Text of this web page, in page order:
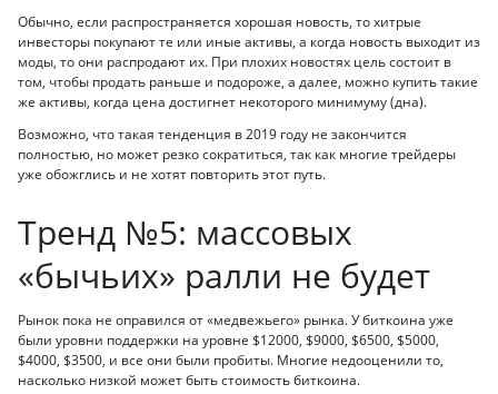
Обычно, если распространяется хорошая новость, то хитрые
инвесторы покупают те или иные активы, а когда новость выходит из
моды, то они распродают их. При плохих новостях цель состоит в
том, чтобы продать раньше и подороже, а далее, можно купить такие
же активы, когда цена достигнет некоторого минимуму (дна).
Возможно, что такая тенденция в 2019 году не закончится
полностью, но может резко сократиться, так как многие трейдеры
уже обожглись и не хотят повторить этот путь.
Тренд №5: массовых
«бычьих» ралли не будет
Рынок пока не оправился от «медвежьего» рынка. У биткоина уже
были уровни поддержки на уровне $12000, $9000, $6500, $5000,
$4000, $3500, и все они были пробиты. Многие недооценили то,
насколько низкой может быть стоимость биткоина.